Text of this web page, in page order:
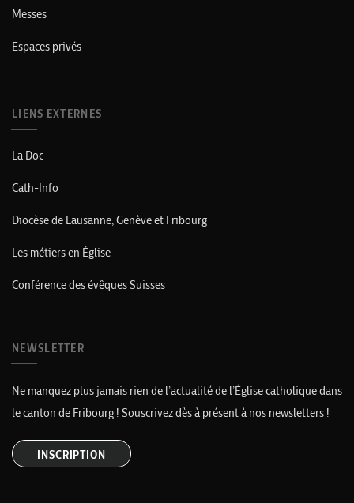
Messes
Espaces privés
LIENS EXTERNES
La Doc
Cath-Info
Diocèse de Lausanne, Genève et Fribourg
Les métiers en Église
Conférence des évêques Suisses
NEWSLETTER
Ne manquez plus jamais rien de l’actualité de l’Église catholique dans
le canton de Fribourg ! Souscrivez dès à présent à nos newsletters !
INSCRIPTION